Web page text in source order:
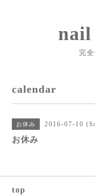
nail
完
calendar
お休み 2016-07-10
お休み
top